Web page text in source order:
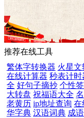
推荐在线工具
繁体字转换器 火星文
在线计算器 秒表计时
全 好句子摘抄 个性
大转盘 祝福语大全
老黄历 ip地址查询 在
华字典 汉语词典 成